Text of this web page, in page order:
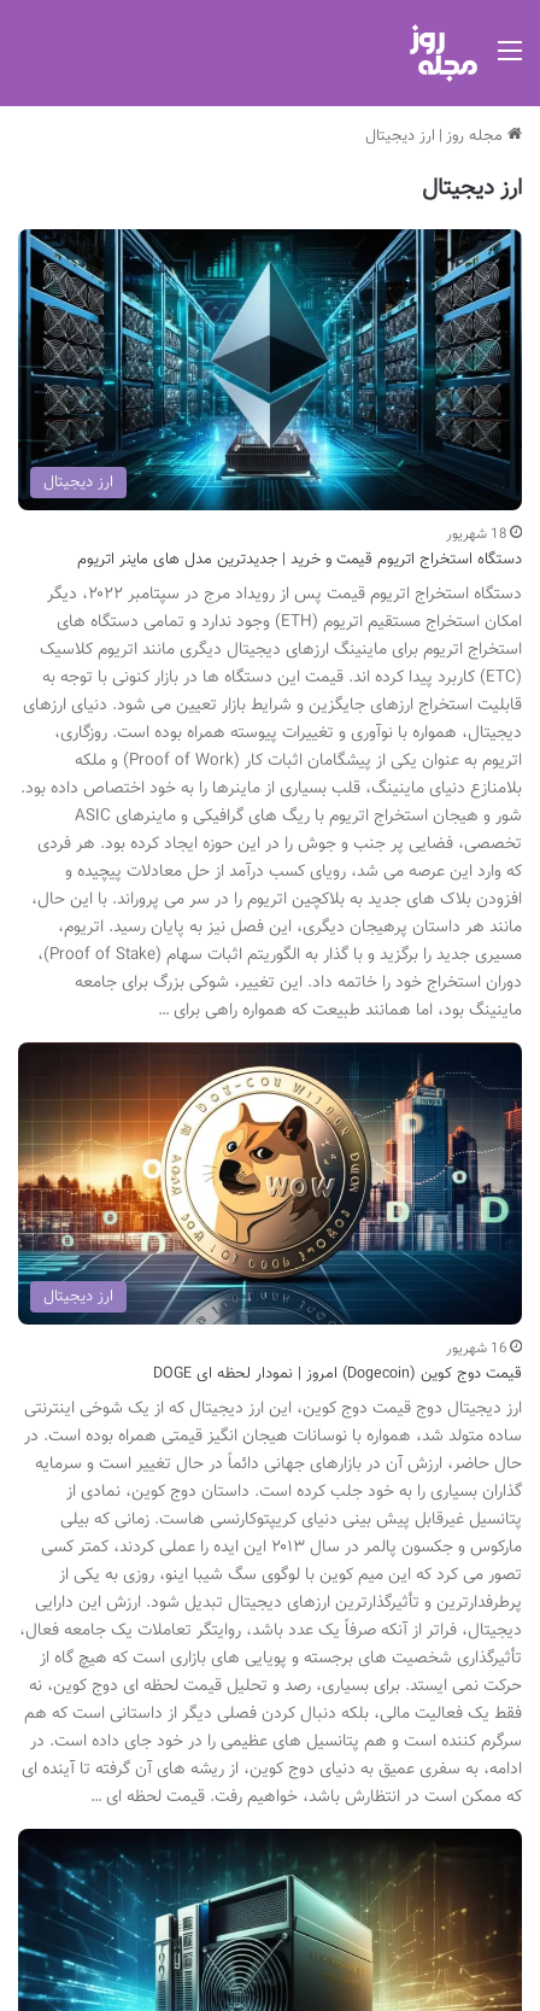
مجله روز | ارز دیجیتال
ارز دیجیتال
ارز دیجیتال
18 شهریور
دستگاه استخراج اتریوم قیمت و خرید | جدیدترین مدل های ماینر اتریوم
دستگاه استخراج اتریوم قیمت پس از رویداد مرج در سپتامبر ۲۰۲۲، دیگر
امکان استخراج مستقیم اتریوم (ETH) وجود ندارد و تمامی دستگاه های
استخراج اتریوم برای ماینینگ ارزهای دیجیتال دیگری مانند اتریوم کلاسیک
(ETC) کاربرد پیدا کرده اند. قیمت این دستگاه ها در بازار کنونی با توجه به
قابلیت استخراج ارزهای جایگزین و شرایط بازار تعیین می شود. دنیای ارزهای
دیجیتال، همواره با نوآوری و تغییرات پیوسته همراه بوده است. روزگاری،
اتریوم به عنوان یکی از پیشگامان اثبات کار (Proof of Work) و ملکه
بلامنازع دنیای ماینینگ، قلب بسیاری از ماینرها را به خود اختصاص داده بود.
شور و هیجان استخراج اتریوم با ریگ های گرافیکی و ماینرهای ASIC
تخصصی، فضایی پر جنب و جوش را در این حوزه ایجاد کرده بود. هر فردی
که وارد این عرصه می شد، رویای کسب درآمد از حل معادلات پیچیده و
افزودن بلاک های جدید به بلاکچین اتریوم را در سر می پروراند. با این حال،
مانند هر داستان پرهیجان دیگری، این فصل نیز به پایان رسید. اتریوم،
مسیری جدید را برگزید و با گذار به الگوریتم اثبات سهام (Proof of Stake)،
دوران استخراج خود را خاتمه داد. این تغییر، شوکی بزرگ برای جامعه
ماینینگ بود، اما همانند طبیعت که همواره راهی برای …
ارز دیجیتال
16 شهریور
قیمت دوج کوین (Dogecoin) امروز | نمودار لحظه ای DOGE
ارز دیجیتال دوج قیمت دوج کوین، این ارز دیجیتال که از یک شوخی اینترنتی
ساده متولد شد، همواره با نوسانات هیجان انگیز قیمتی همراه بوده است. در
حال حاضر، ارزش آن در بازارهای جهانی دائماً در حال تغییر است و سرمایه
گذاران بسیاری را به خود جلب کرده است. داستان دوج کوین، نمادی از
پتانسیل غیرقابل پیش بینی دنیای کریپتوکارنسی هاست. زمانی که بیلی
مارکوس و جکسون پالمر در سال ۲۰۱۳ این ایده را عملی کردند، کمتر کسی
تصور می کرد که این میم کوین با لوگوی سگ شیبا اینو، روزی به یکی از
پرطرفدارترین و تأثیرگذارترین ارزهای دیجیتال تبدیل شود. ارزش این دارایی
دیجیتال، فراتر از آنکه صرفاً یک عدد باشد، روایتگر تعاملات یک جامعه فعال،
تأثیرگذاری شخصیت های برجسته و پویایی های بازاری است که هیچ گاه از
حرکت نمی ایستد. برای بسیاری، رصد و تحلیل قیمت لحظه ای دوج کوین، نه
فقط یک فعالیت مالی، بلکه دنبال کردن فصلی دیگر از داستانی است که هم
سرگرم کننده است و هم پتانسیل های عظیمی را در خود جای داده است. در
ادامه، به سفری عمیق به دنیای دوج کوین، از ریشه های آن گرفته تا آینده ای
که ممکن است در انتظارش باشد، خواهیم رفت. قیمت لحظه ای …